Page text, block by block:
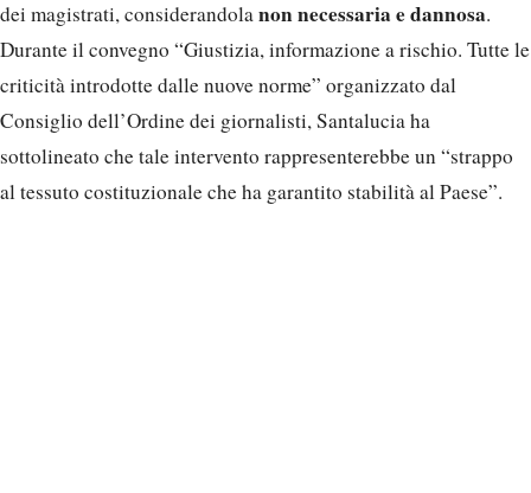
dei magistrati, considerandolanon necessaria e dannosa.
Durante il convegno “Giustizia, informazione a rischio. Tutte le
criticità introdotte dalle nuove norme” organizzato dal
Consiglio dell’Ordine dei giornalisti, Santalucia ha
sottolineato che tale intervento rappresenterebbe un “strappo
al tessuto costituzionale che ha garantito stabilità al Paese”.